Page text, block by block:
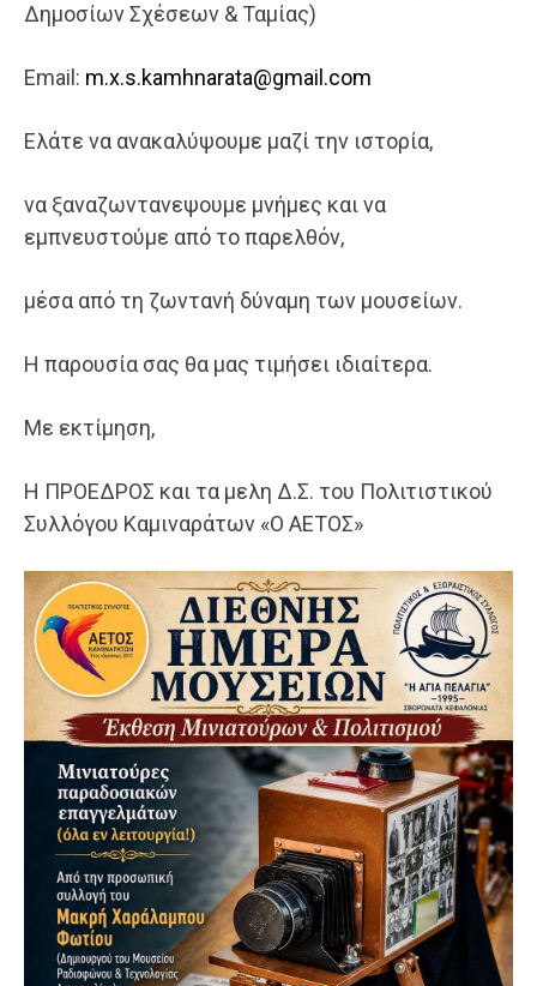
Δημοσίων Σχέσεων & Ταμίας)
Email: m.x.s.kamhnarata@gmail.com
Ελάτε να ανακαλύψουμε μαζί την ιστορία,
να ξαναζωντανεψουμε μνήμες και να
εμπνευστούμε από το παρελθόν,
μέσα από τη ζωντανή δύναμη των μουσείων.
Η παρουσία σας θα μας τιμήσει ιδιαίτερα.
Με εκτίμηση,
Η ΠΡΟΕΔΡΟΣ και τα μελη Δ.Σ. του Πολιτιστικού
Συλλόγου Καμιναράτων «Ο ΑΕΤΟΣ»